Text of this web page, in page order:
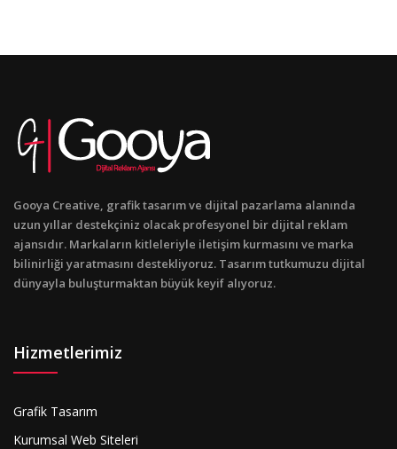
Gooya Creative, grafik tasarım ve dijital pazarlama alanında
uzun yıllar destekçiniz olacak profesyonel bir dijital reklam
ajansıdır. Markaların kitleleriyle iletişim kurmasını ve marka
bilinirliği yaratmasını destekliyoruz. Tasarım tutkumuzu dijital
dünyayla buluşturmaktan büyük keyif alıyoruz.
Hizmetlerimiz
Grafik Tasarım
Kurumsal Web Siteleri